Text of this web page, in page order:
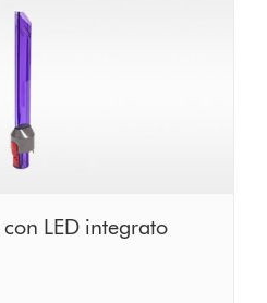
LED integrato